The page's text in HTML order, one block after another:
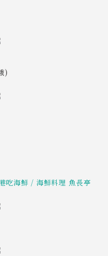
)
吃海鮮 / 海鮮料理 魚長亭